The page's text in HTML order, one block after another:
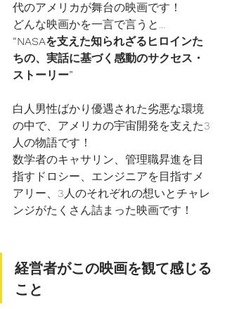
代のアメリカが舞台の映画です！
どんな映画かを一言で言うと…
“NASAを支えた知られざるヒロインた
ちの、実話に基づく感動のサクセス・
ストーリー”
白人男性ばかり優遇された劣悪な環境
の中で、アメリカの宇宙開発を支えた3
人の物語です！
数学者のキャサリン、管理職昇進を目
指すドロシー、エンジニアを目指すメ
アリー、3人のそれぞれの想いとチャレ
ンジがたくさん詰まった映画です！
経営者がこの映画を観て感じる
こと